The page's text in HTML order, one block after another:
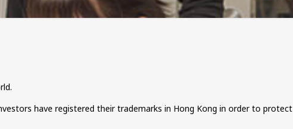
have registered their trademarks in Hong Kong in order to protect